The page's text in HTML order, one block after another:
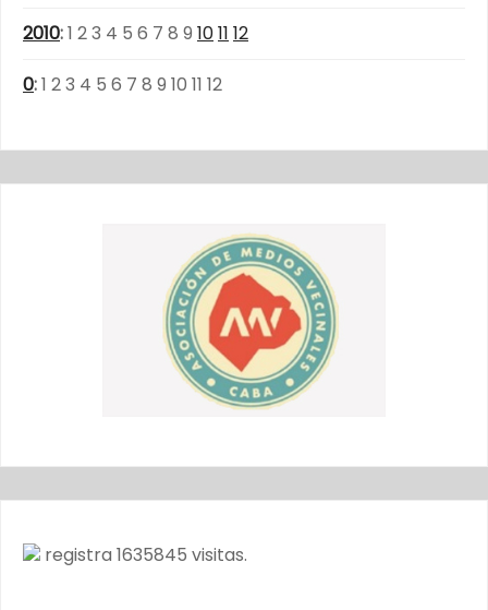
2010:1 23 4 5 6 7 8 9 1011 12
0:1 23 4 5 6 7 8 9 10 11 12
registra 1635845 visitas.